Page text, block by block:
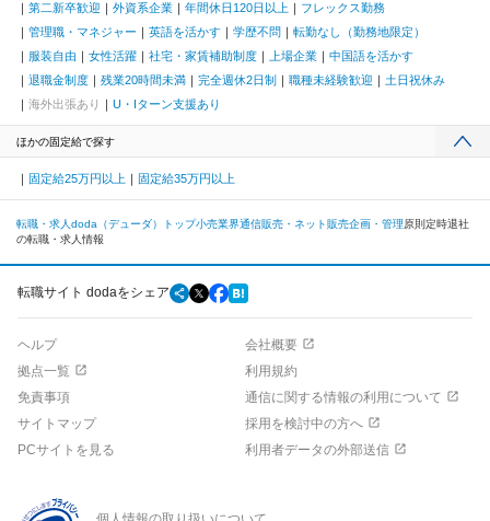
第二新卒歓迎 外資系企業 年間休日120日以上
フレックス勤務
管理職・マネジャー
英語を活かす 学歴不問
転勤なし（勤務地限定）
服装自由
女性活躍 社宅・家賃補助制度 上場企業
中国語を活かす
退職金制度
残業20時間未満 完全週休2日制 職種未経験歓迎
土日祝休み
海外出張あり
U・Iターン支援あり
ほかの固定給で探す
固定給25万円以上 固定給35万円以上
転職・求人doda（デューダ）トップ小売業界通信販売・ネット販売企画・管理原則定時退社
の転職・求人情報
転職サイト dodaをシェア
ヘルプ
会社概要
拠点一覧
利用規約
免責事項
通信に関する情報の利用について
サイトマップ
採用を検討中の方へ
PCサイトを見る
利用者データの外部送信